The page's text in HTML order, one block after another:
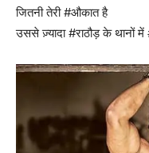
जितनी तेरी #औकात है
उससे ज़्यादा #राठौड़ के थानों